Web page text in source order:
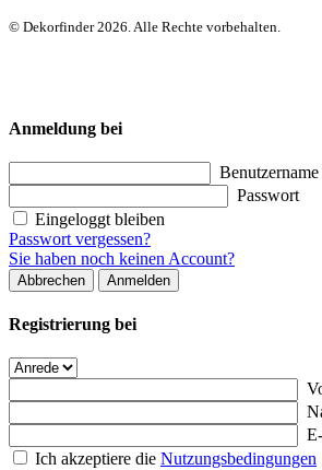
© Dekorfinder 2026. Alle Rechte vorbehalten.
Anmeldung bei
Benutzername
Passwort
Eingeloggt bleiben
Passwort vergessen?
Sie haben noch keinen Account?
Abbrechen Anmelden
Registrierung bei
Ich akzeptiere die Nutzungsbedingungen